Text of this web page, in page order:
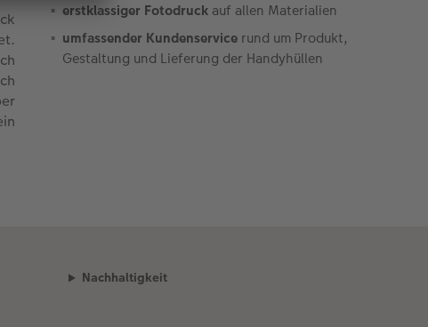
erstklassiger Fotodruck auf allen Materialien
umfassender Kundenservice rund um Produkt,
Gestaltung und Lieferung der Handyhüllen
Nachhaltigkeit